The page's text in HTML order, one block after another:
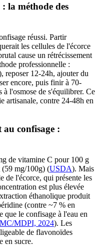
la méthode des
réussi. Partir
les cellules de l'écorce
cause un rétrécissement
professionnelle :
reposer 12-24h, ajouter du
encore, puis finir à 70-
à l'osmose de s'équilibrer. Ce
artisanale, contre 24-48h en
confisage :
de vitamine C pour 100 g
mg/100g) (USDA). Mais
de l'écorce, qui présente les
est plus élevée
éthanolique produit
(contre ~7 % en
le confisage à l'eau en
MDPI, 2024). Les
de flavonoïdes
en sucre.